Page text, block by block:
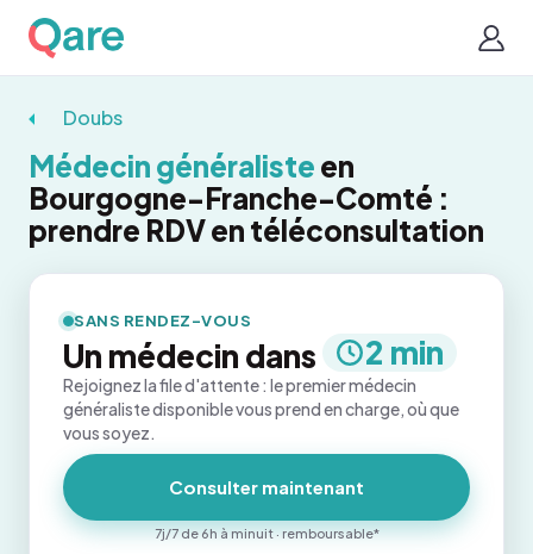
Doubs
Médecin généraliste en
Bourgogne-Franche-Comté :
prendre RDV en téléconsultation
SANS RENDEZ-VOUS
Un médecin dans 2 min
Rejoignez la file d'attente : le premier médecin
généraliste disponible vous prend en charge, où que
vous soyez.
Consulter maintenant
7j/7 de 6h à minuit · remboursable*